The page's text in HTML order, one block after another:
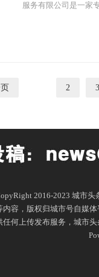
服务有限公司是一家
2 3
2016-2023 城市头
容，版权归城市号自媒
何上传发布服务，城市